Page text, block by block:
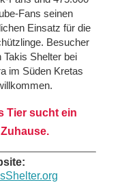
Fans seinen
Einsatz für die
Besucher
Takis Shelter bei
im Süden Kretas
Tier sucht ein
Zuhause.